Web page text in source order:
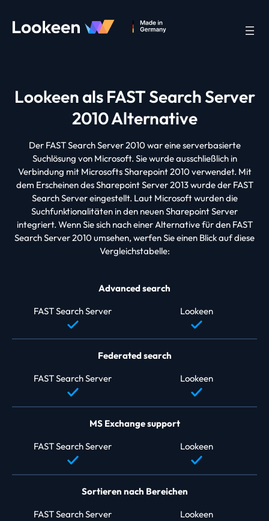
Lookeen als FAST Search Server
2010 Alternative
Der FAST Search Server 2010 war eine serverbasierte
Suchlösung von Microsoft. Sie wurde ausschließlich in
Verbindung mit Microsofts Sharepoint 2010 verwendet. Mit
dem Erscheinen des Sharepoint Server 2013 wurde der FAST
Search Server eingestellt. Laut Microsoft wurden die
Suchfunktionalitäten in den neuen Sharepoint Server
integriert. Wenn Sie sich nach einer Alternative für den FAST
Search Server 2010 umsehen, werfen Sie einen Blick auf diese
Vergleichstabelle:
Advanced search
FAST Search Server
Lookeen
Federated search
FAST Search Server
Lookeen
MS Exchange support
FAST Search Server
Lookeen
Sortieren nach Bereichen
FAST Search Server
Lookeen